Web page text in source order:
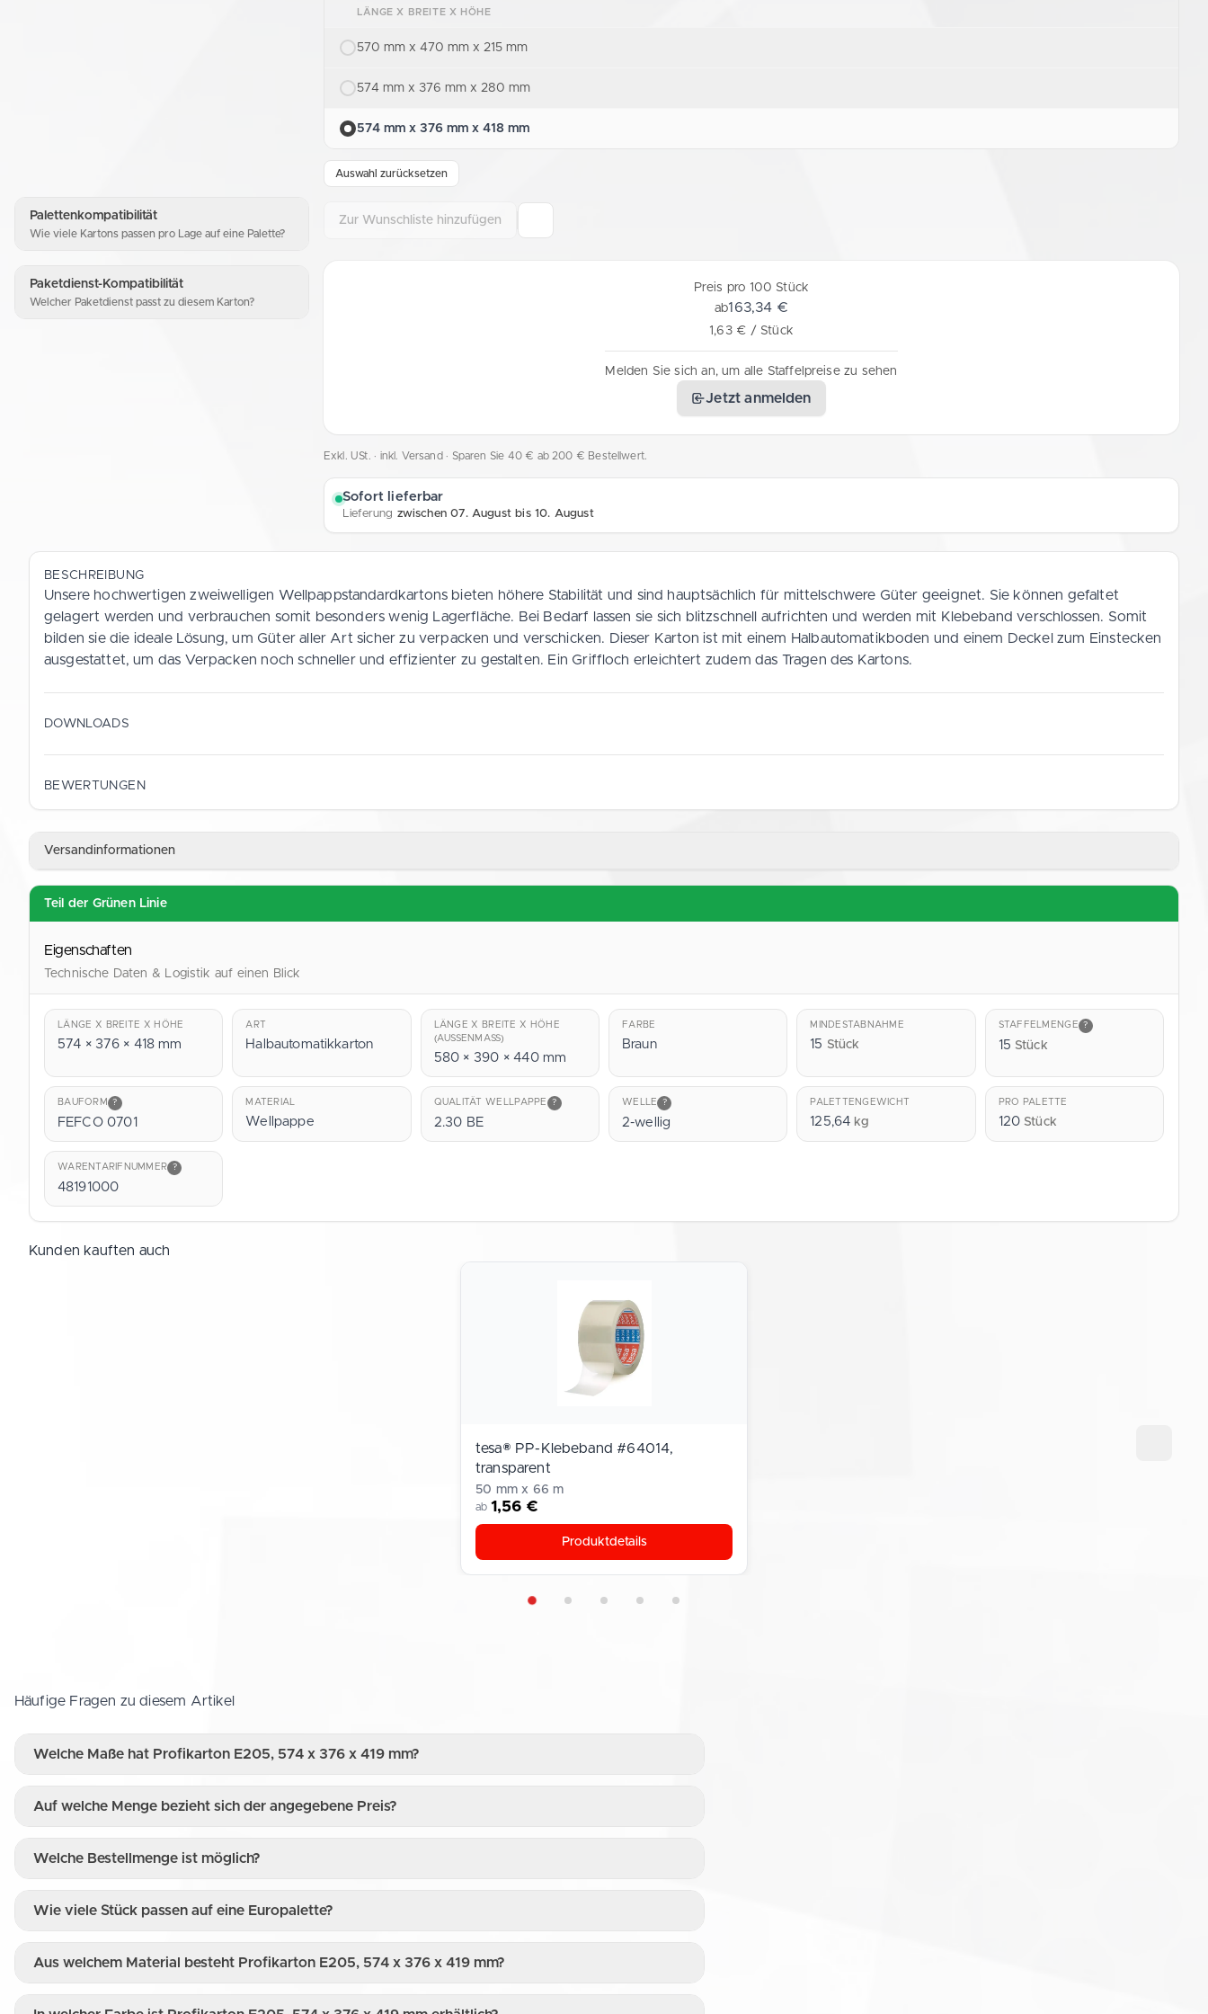
Palettenkompatibilität
Wie viele Kartons passen pro Lage auf eine Palette?
Paketdienst-Kompatibilität
Welcher Paketdienst passt zu diesem Karton?
LÄNGE X BREITE X HÖHE
570 mm x 470 mm x 215 mm
574 mm x 376 mm x 280 mm
574 mm x 376 mm x 418 mm
Auswahl zurücksetzen
Zur Wunschliste hinzufügen
Preis pro 100 Stück
ab163,34 €
1,63 € / Stück
Melden Sie sich an, um alle Staffelpreise zu sehen
Jetzt anmelden
Exkl. USt. · inkl. Versand· Sparen Sie 40 € ab 200 € Bestellwert.
Sofort lieferbar
Lieferung zwischen 07. August bis 10. August
BESCHREIBUNG
Unsere hochwertigen zweiwelligen Wellpappstandardkartons bieten höhere Stabilität und sind hauptsächlich für mittelschwere Güter geeignet. Sie können gefaltet
gelagert werden und verbrauchen somit besonders wenig Lagerfläche. Bei Bedarf lassen sie sich blitzschnell aufrichten und werden mit Klebeband verschlossen. Somit
bilden sie die ideale Lösung, um Güter aller Art sicher zu verpacken und verschicken. Dieser Karton ist mit einem Halbautomatikboden und einem Deckel zum Einstecken
ausgestattet, um das Verpacken noch schneller und effizienter zu gestalten. Ein Griffloch erleichtert zudem das Tragen des Kartons.
DOWNLOADS
PDF
PDF
BEWERTUNGEN
Versandinformationen
Teil der Grünen Linie
Eigenschaften
Technische Daten & Logistik auf einen Blick
LÄNGE X BREITE X HÖHE
574 × 376 × 418 mm
ART
Halbautomatikkarton
LÄNGE X BREITE X HÖHE
(AUSSENMASS)
580 × 390 × 440 mm
FARBE
Braun
MINDESTABNAHME
15 Stück
STAFFELMENGE ?
15 Stück
BAUFORM ?
FEFCO 0701
MATERIAL
Wellpappe
QUALITÄT WELLPAPPE ?
2.30 BE
WELLE ?
2-wellig
PALETTENGEWICHT
125,64 kg
PRO PALETTE
120 Stück
WARENTARIFNUMMER ?
48191000
Kunden kauften auch
tesa® PP-Klebeband #64014,
transparent
50 mm x 66 m
ab 1,56 €
Produktdetails
Häufige Fragen zu diesem Artikel
Welche Maße hat Profikarton E205, 574 x 376 x 419 mm?
Auf welche Menge bezieht sich der angegebene Preis?
Welche Bestellmenge ist möglich?
Wie viele Stück passen auf eine Europalette?
Aus welchem Material besteht Profikarton E205, 574 x 376 x 419 mm?